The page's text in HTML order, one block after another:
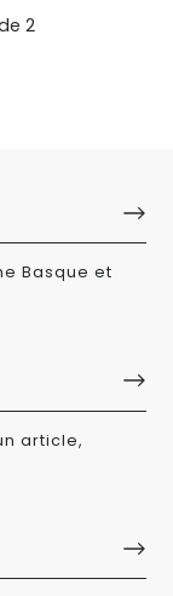
2
Basque et
article,